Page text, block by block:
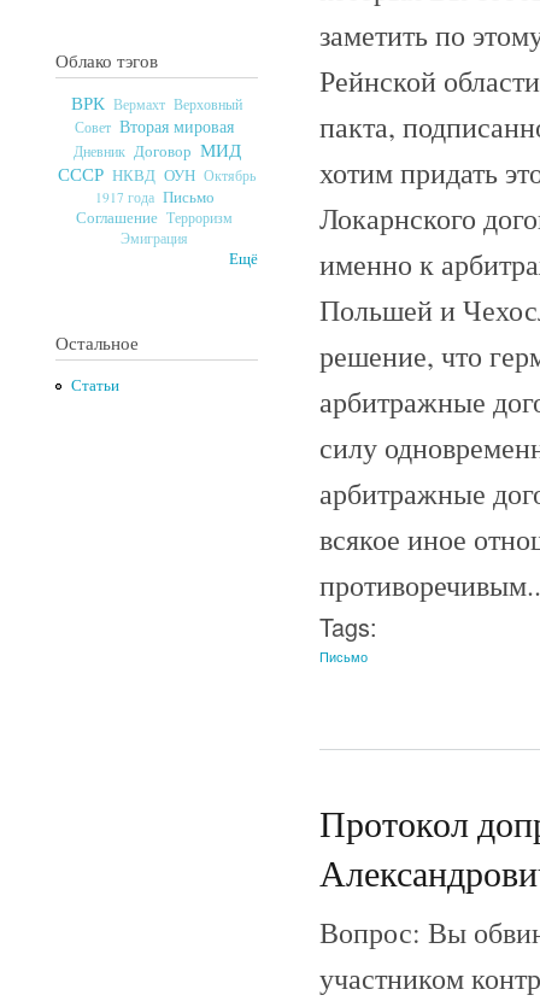
Облако тэгов
ВРК Вермахт Верховный
Совет Вторая мировая
Дневник Договор МИД
СССР НКВД ОУН Октябрь
1917 года Письмо
Соглашение Терроризм
Эмиграция
Ещё
Остальное
Статьи
заметить по
Рейнской
пакта,
хотим придать
Локарнского
именно к
Польшей и
решение, что
арбитражные
силу
арбитражные
всякое иное
Tags:
Письмо
Протокол
Вопрос: Вы
участником